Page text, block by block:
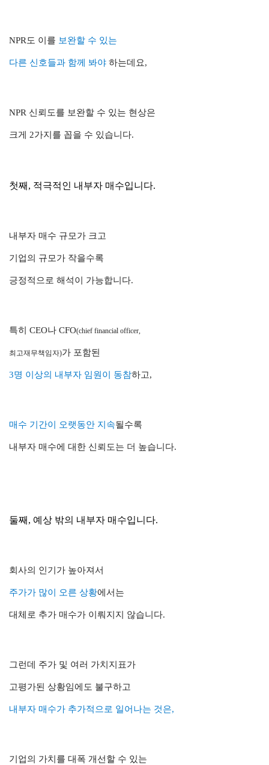
NPR도 이를 보완할 수 있는
다른 신호들과 함께 봐야 하는데요,
NPR 신뢰도를 보완할 수 있는 현상은
크게 2가지를 꼽을 수 있습니다.
첫째, 적극적인 내부자 매수입니다.
내부자 매수 규모가 크고
기업의 규모가 작을수록
긍정적으로 해석이 가능합니다.
특히 CEO나 CFO(chief financial officer,
최고재무책임자)가 포함된
3명 이상의 내부자 임원이 동참하고,
매수 기간이 오랫동안 지속될수록
내부자 매수에 대한 신뢰도는 더 높습니다.
둘째, 예상 밖의 내부자 매수입니다.
회사의 인기가 높아져서
주가가 많이 오른 상황에서는
대체로 추가 매수가 이뤄지지 않습니다.
그런데 주가 및 여러 가치지표가
고평가된 상황임에도 불구하고
내부자 매수가 추가적으로 일어나는 것은,
기업의 가치를 대폭 개선할 수 있는